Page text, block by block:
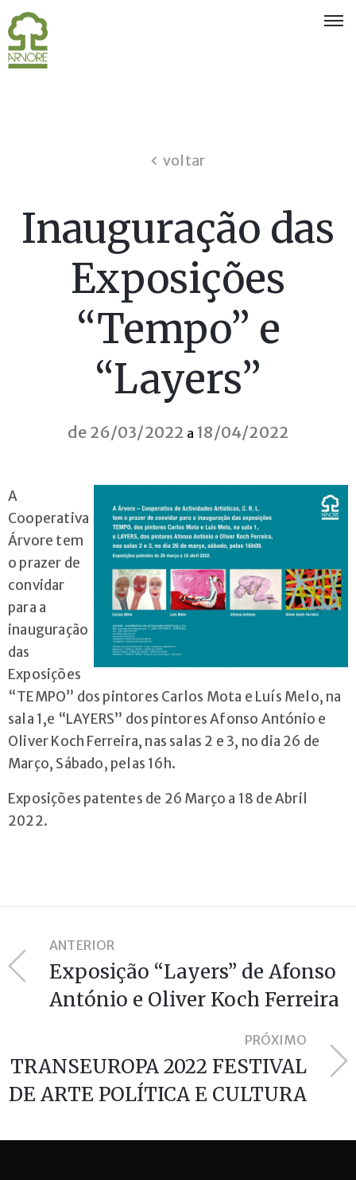
Oferta
+351
222
076
010
geral@arvorecoop.pt
voltar
Inauguração das
Exposições
“Tempo” e
“Layers”
de 26/03/2022 a 18/04/2022
A
Cooperativa
Árvore tem
o prazer de
convidar
para a
inauguração
das
Exposições
“TEMPO” dos pintores Carlos Mota e Luís Melo, na
sala 1,e “LAYERS” dos pintores Afonso António e
Oliver Koch Ferreira, nas salas 2 e 3, no dia 26 de
Março, Sábado, pelas 16h.
Exposições patentes de 26 Março a 18 de Abril
2022.
ANTERIOR
Exposição “Layers” de Afonso
António e Oliver Koch Ferreira
PRÓXIMO
TRANSEUROPA 2022 FESTIVAL
DE ARTE POLÍTICA E CULTURA